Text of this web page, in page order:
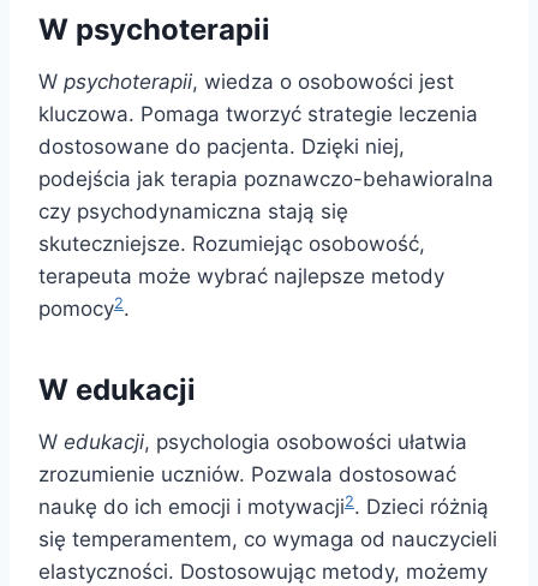
W psychoterapii
W psychoterapii, wiedza o osobowości jest
kluczowa. Pomaga tworzyć strategie leczenia
dostosowane do pacjenta. Dzięki niej,
podejścia jak terapia poznawczo-behawioralna
czy psychodynamiczna stają się
skuteczniejsze. Rozumiejąc osobowość,
terapeuta może wybrać najlepsze metody
pomocy2.
W edukacji
W edukacji, psychologia osobowości ułatwia
zrozumienie uczniów. Pozwala dostosować
naukę do ich emocji i motywacji2. Dzieci różnią
się temperamentem, co wymaga od nauczycieli
elastyczności. Dostosowując metody, możemy